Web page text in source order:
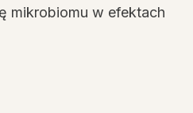
mikrobiomu w efektach